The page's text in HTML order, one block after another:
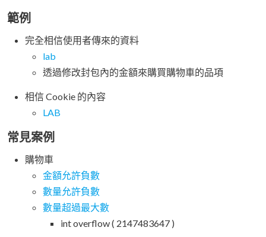
範例
完全相信使用者傳來的資料
lab
透過修改封包內的金額來購買購物車的品項
相信 Cookie 的內容
LAB
常見案例
購物車
金額允許負數
數量允許負數
數量超過最大數
int overflow ( 2147483647 )